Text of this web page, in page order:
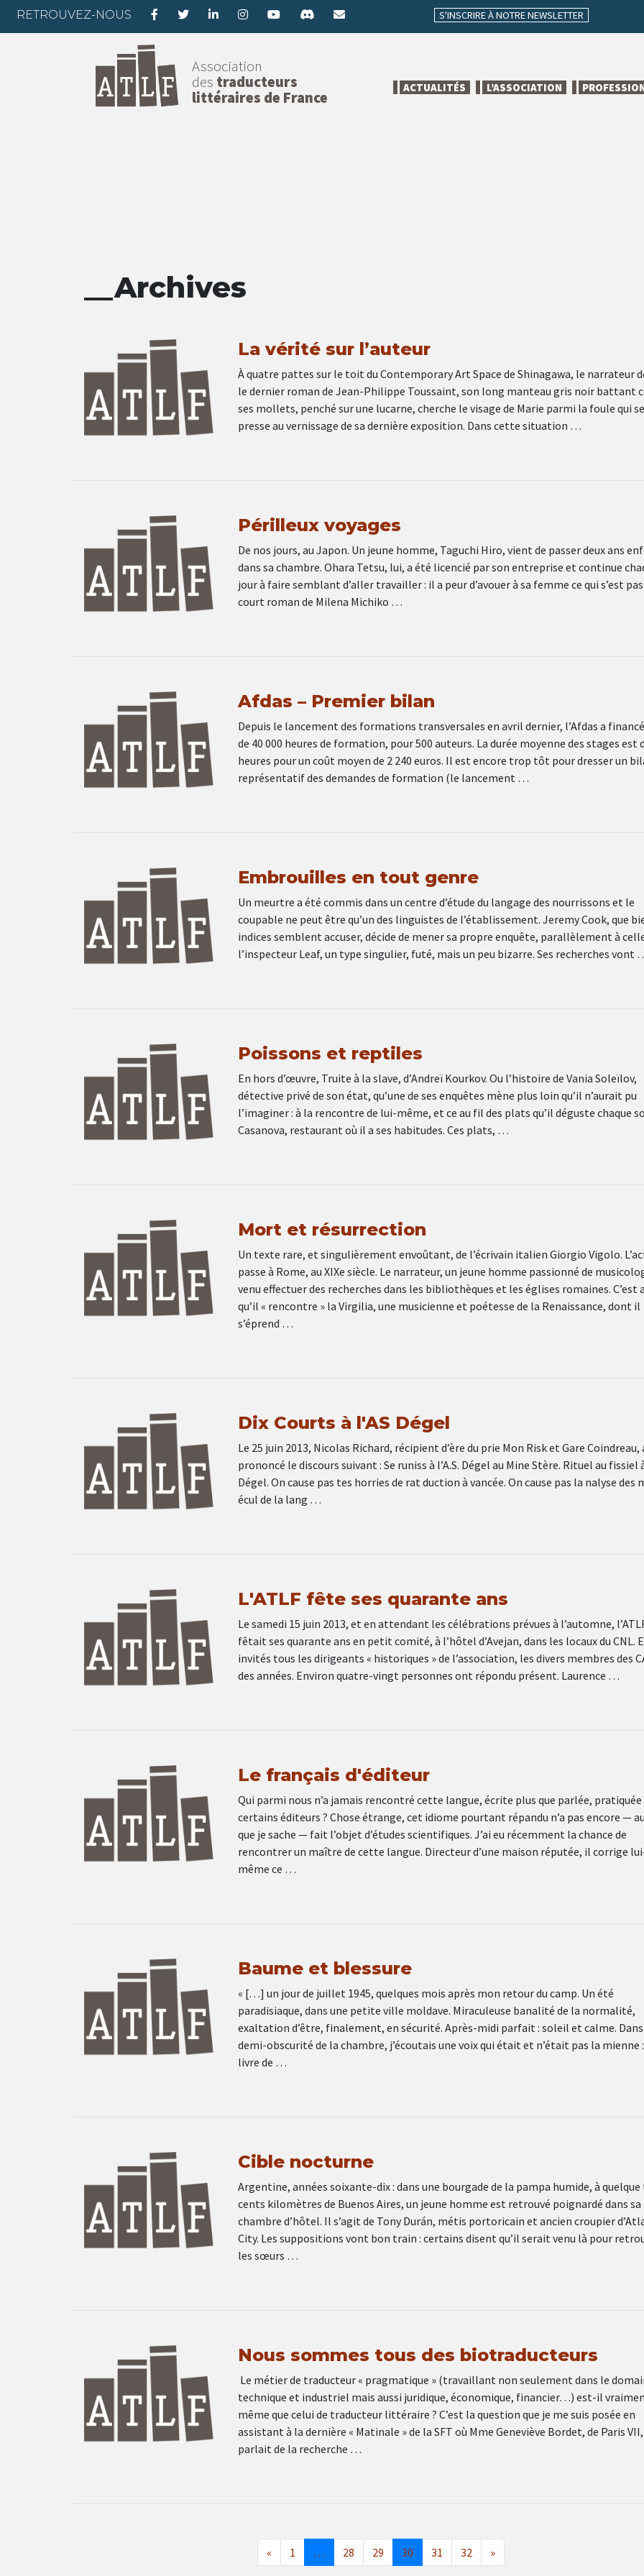
RETROUVEZ-NOUS S'INSCRIRE À NOTRE NEWSLETTER
Association
des traducteurs
littéraires de France
ACTUALITÉS L’ASSOCIATION
__Archives
La vérité sur l’auteur
À quatre pattes sur le toit du Contemporary Art Space de Shinagawa, le narrateur
le dernier roman de Jean-Philippe Toussaint, son long manteau gris noir battant
ses mollets, penché sur une lucarne, cherche le visage de Marie parmi la foule qui se
presse au vernissage de sa dernière exposition. Dans cette situation …
Périlleux voyages
De nos jours, au Japon. Un jeune homme, Taguchi Hiro, vient de passer deux ans
dans sa chambre. Ohara Tetsu, lui, a été licencié par son entreprise et continue
jour à faire semblant d’aller travailler : il a peur d’avouer à sa femme ce qui s’est
court roman de Milena Michiko …
Afdas – Premier bilan
Depuis le lancement des formations transversales en avril dernier, l’Afdas a
de 40 000 heures de formation, pour 500 auteurs. La durée moyenne des stages est
heures pour un coût moyen de 2 240 euros. Il est encore trop tôt pour dresser un
représentatif des demandes de formation (le lancement …
Embrouilles en tout genre
Un meurtre a été commis dans un centre d’étude du langage des nourrissons et le
coupable ne peut être qu’un des linguistes de l’établissement. Jeremy Cook, que
indices semblent accuser, décide de mener sa propre enquête, parallèlement à
l’inspecteur Leaf, un type singulier, futé, mais un peu bizarre. Ses recherches vont
Poissons et reptiles
En hors d’œuvre, Truite à la slave, d’Andreï Kourkov. Ou l’histoire de Vania Soleïlov,
détective privé de son état, qu’une de ses enquêtes mène plus loin qu’il n’aurait pu
l’imaginer : à la rencontre de lui-même, et ce au fil des plats qu’il déguste chaque
Casanova, restaurant où il a ses habitudes. Ces plats, …
Mort et résurrection
Un texte rare, et singulièrement envoûtant, de l’écrivain italien Giorgio Vigolo.
passe à Rome, au XIXe siècle. Le narrateur, un jeune homme passionné de
venu effectuer des recherches dans les bibliothèques et les églises romaines. C’est
qu’il « rencontre » la Virgilia, une musicienne et poétesse de la Renaissance, dont il
s’éprend …
Dix Courts à l'AS Dégel
Le 25 juin 2013, Nicolas Richard, récipient d’ère du prie Mon Risk et Gare Coindreau,
prononcé le discours suivant : Se runiss à l’A.S. Dégel au Mine Stère. Rituel au fissiel à
Dégel. On cause pas tes horries de rat duction à vancée. On cause pas la nalyse des
écul de la lang …
L'ATLF fête ses quarante ans
Le samedi 15 juin 2013, et en attendant les célébrations prévues à l’automne,
fêtait ses quarante ans en petit comité, à l’hôtel d’Avejan, dans les locaux du CNL.
invités tous les dirigeants « historiques » de l’association, les divers membres des
des années. Environ quatre-vingt personnes ont répondu présent. Laurence …
Le français d'éditeur
Qui parmi nous n’a jamais rencontré cette langue, écrite plus que parlée,
certains éditeurs ? Chose étrange, cet idiome pourtant répandu n’a pas encore —
que je sache — fait l’objet d’études scientifiques. J’ai eu récemment la chance de
rencontrer un maître de cette langue. Directeur d’une maison réputée, il corrige
même ce …
Baume et blessure
« […] un jour de juillet 1945, quelques mois après mon retour du camp. Un été
paradisiaque, dans une petite ville moldave. Miraculeuse banalité de la normalité,
exaltation d’être, finalement, en sécurité. Après-midi parfait : soleil et calme.
demi-obscurité de la chambre, j’écoutais une voix qui était et n’était pas la mienne
livre de …
Cible nocturne
Argentine, années soixante-dix : dans une bourgade de la pampa humide, à
cents kilomètres de Buenos Aires, un jeune homme est retrouvé poignardé dans sa
chambre d’hôtel. Il s’agit de Tony Durán, métis portoricain et ancien croupier
City. Les suppositions vont bon train : certains disent qu’il serait venu là pour
les sœurs …
Nous sommes tous des biotraducteurs
Le métier de traducteur « pragmatique » (travaillant non seulement dans le
technique et industriel mais aussi juridique, économique, financier…) est-il
même que celui de traducteur littéraire ? C’est la question que je me suis posée en
assistant à la dernière « Matinale » de la SFT où Mme Geneviève Bordet, de Paris VII,
parlait de la recherche …
« 1 … 28 29 30 31 32 »